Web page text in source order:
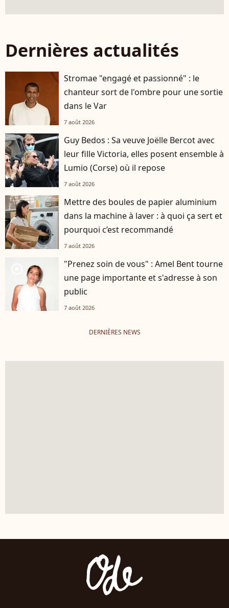
Dernières actualités
Stromae "engagé et passionné" : le
chanteur sort de l'ombre pour une sortie
dans le Var
7 août 2026
Guy Bedos : Sa veuve Joëlle Bercot avec
leur fille Victoria, elles posent ensemble à
Lumio (Corse) où il repose
7 août 2026
Mettre des boules de papier aluminium
dans la machine à laver : à quoi ça sert et
pourquoi c’est recommandé
7 août 2026
"Prenez soin de vous" : Amel Bent tourne
une page importante et s'adresse à son
public
7 août 2026
DERNIÈRES NEWS